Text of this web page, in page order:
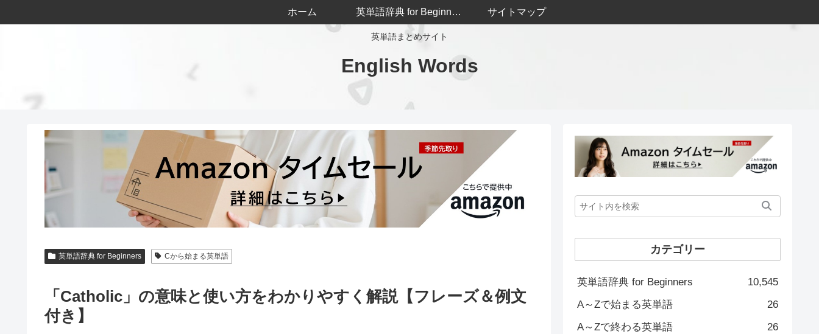
英単語まとめサイト
English Words
ホーム 英単語辞典 for Beginners サイトマップ
英単語辞典 for Beginners Cから始まる英単語
「Catholic」の意味と使い方をわかりやすく解説【フレーズ＆例文
付き】
カテゴリー
英単語辞典 for Beginners
10,545
A～Zで始まる英単語
26
A～Zで終わる英単語
26